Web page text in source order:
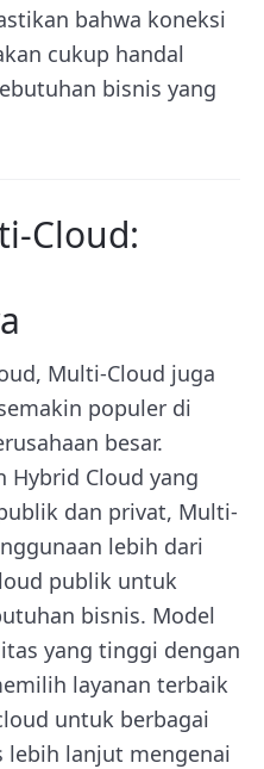
bahwa koneksi
cukup handal
bisnis yang
Cloud:
Multi-Cloud juga
populer di
besar.
Hybrid Cloud yang
dan privat, Multi-
lebih dari
publik untuk
bisnis. Model
yang tinggi dengan
layanan terbaik
untuk berbagai
lebih lanjut mengenai